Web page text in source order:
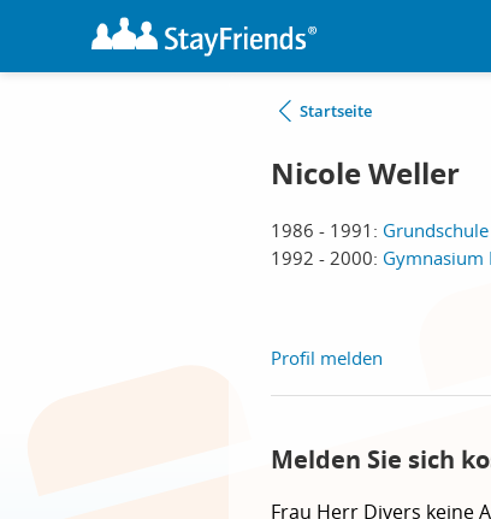
Startseite
Nicole Weller
1986 - 1991:
1992 - 2000: Gymnasium
Profil melden
Melden Sie sich
Frau Herr Divers keine